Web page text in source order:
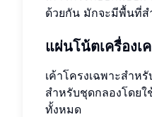
ด้วยกัน มักจะมีพื้นที่ส
แผ่นโน้ตเครื่องเ
เค้าโครงเฉพาะสำห
สำหรับชุดกลองโดยใ
ทั้งหมด